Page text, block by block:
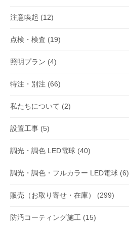
注意喚起 (12)
点検・検査 (19)
照明プラン (4)
特注・別注 (66)
私たちについて (2)
設置工事 (5)
調光・調色 LED電球 (40)
調光・調色・フルカラー LED電球 (6)
販売（お取り寄せ・在庫） (299)
防汚コーティング施工 (15)